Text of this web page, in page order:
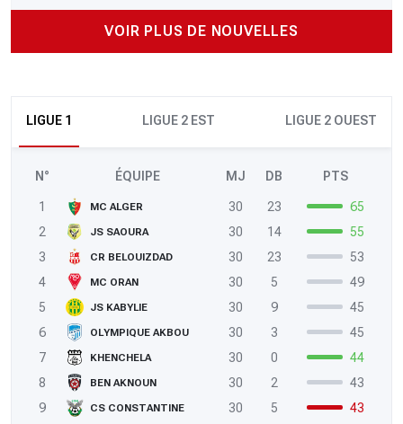
VOIR PLUS DE NOUVELLES
LIGUE 1 LIGUE 2 EST LIGUE 2 OUEST
N° ÉQUIPE MJ DB PTS
1 MC ALGER 30 23
65
2
JS SAOURA 30 14
55
3
CR BELOUIZDAD 30 23
53
4
MC ORAN 30 5
49
5
JS KABYLIE 30 9
45
6
OLYMPIQUE AKBOU 30 3
45
7
KHENCHELA 30 0
44
8
BEN AKNOUN 30 2
43
9
CS CONSTANTINE 30 5
43